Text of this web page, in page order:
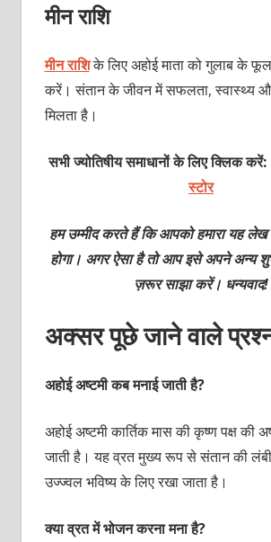
मीन राशि
मीन राशिके लिए अहोई माता को गुलाब के
करें। संतान के जीवन में सफलता, स्वास्थ्य
मिलता है।
सभी ज्योतिषीय समाधानों के लिए क्लिक करें:
स्टोर
हम उम्मीद करते हैं कि आपको हमारा यह
होगा। अगर ऐसा है तो आप इसे अपने अन्य
ज़रूर साझा करें। धन्यवाद!
अक्‍सर पूछे जाने वाले
अहोई अष्टमी कब मनाई जाती है?
अहोई अष्टमी कार्तिक मास की कृष्ण पक्ष की
जाती है। यह व्रत मुख्य रूप से संतान की
उज्ज्वल भविष्य के लिए रखा जाता है।
क्या व्रत में भोजन करना मना है?